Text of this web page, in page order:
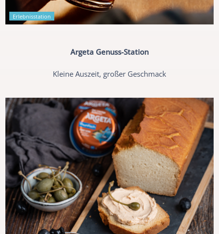
Erlebnisstation
Argeta Genuss-Station
Kleine Auszeit, großer Geschmack